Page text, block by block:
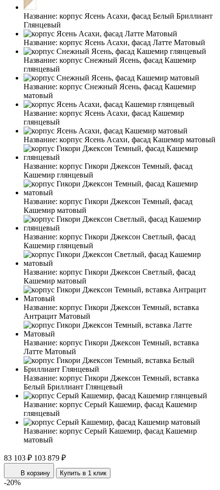
Название: корпус Ясень Асахи, фасад Белый Бриллиант
Глянцевый
Название: корпус Ясень Асахи, фасад Латте Матовый
Название: корпус Снежный Ясень, фасад Кашемир
глянцевый
Название: корпус Снежный Ясень, фасад Кашемир
матовый
Название: корпус Ясень Асахи, фасад Кашемир
глянцевый
Название: корпус Ясень Асахи, фасад Кашемир матовый
Название: корпус Гикори Джексон Темный, фасад
Кашемир глянцевый
Название: корпус Гикори Джексон Темный, фасад
Кашемир матовый
Название: корпус Гикори Джексон Светлый, фасад
Кашемир глянцевый
Название: корпус Гикори Джексон Светлый, фасад
Кашемир матовый
Название: корпус Гикори Джексон Темный, вставка
Антрацит Матовый
Название: корпус Гикори Джексон Темный, вставка
Латте Матовый
Название: корпус Гикори Джексон Темный, вставка
Белый Бриллиант Глянцевый
Название: корпус Серый Кашемир, фасад Кашемир
глянцевый
Название: корпус Серый Кашемир, фасад Кашемир
матовый
83 103 ₽ 103 879 ₽
В корзину Купить в 1 клик
-20%